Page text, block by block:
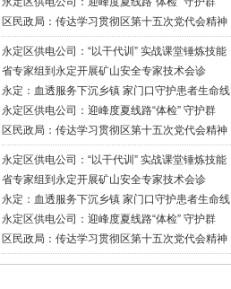
众“清凉度夏”
区民政局：传达学习贯彻区第十五次党代会精神
永定区供电公司：“以干代训” 实战课堂锤炼技能
硬功
省专家组到永定开展矿山安全专家技术会诊
永定：血透服务下沉乡镇 家门口守护患者生命线
永定区供电公司：迎峰度夏线路“体检” 守护群
众“清凉度夏”
区民政局：传达学习贯彻区第十五次党代会精神
永定区供电公司：“以干代训” 实战课堂锤炼技能
硬功
省专家组到永定开展矿山安全专家技术会诊
永定：血透服务下沉乡镇 家门口守护患者生命线
永定区供电公司：迎峰度夏线路“体检” 守护群
众“清凉度夏”
区民政局：传达学习贯彻区第十五次党代会精神